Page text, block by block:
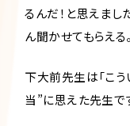
るんだ！と思えまし
ん聞かせてもらえる。
下大前先生は「こう
当”に思えた先生で